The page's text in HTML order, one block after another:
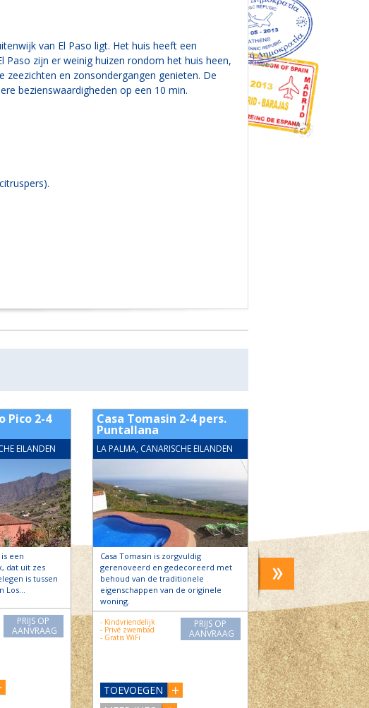
van El Paso ligt. Het huis heeft een
zijn er weinig huizen rondom het huis heen,
en zonsondergangen genieten. De
bezienswaardigheden op een 10 min.
Pico 2-4
EILANDEN
een
dat uit zes
is tussen
Los…
PRIJS OP
AANVRAAG
Casa Tomasin 2-4 pers.
Puntallana
LA PALMA, CANARISCHE EILANDEN
Casa Tomasin is zorgvuldig
gerenoveerd en gedecoreerd met
behoud van de traditionele
eigenschappen van de originele
woning.
- Kindvriendelijk
- Privé zwembad
- Gratis WiFi
PRIJS OP
AANVRAAG
TOEVOEGEN
Casa Miramar A en B
in El Paso, in de buurt
centrum van de stad,
mooi…
- Kindvriendelijk
- Zwembad
TOEVOEGEN